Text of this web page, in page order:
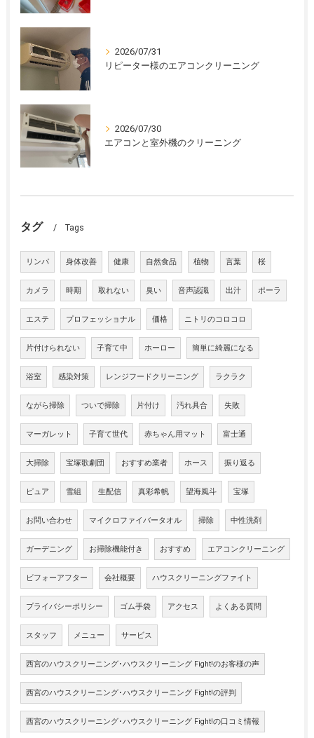
2026/07/31
リピーター様のエアコンクリーニング
2026/07/30
エアコンと室外機のクリーニング
タグ Tags
リンパ 身体改善 健康 自然食品 植物 言葉 桜
カメラ 時期 取れない 臭い 音声認識 出汁 ポーラ
エステ プロフェッショナル 価格 ニトリのコロコロ
片付けられない 子育て中 ホーロー 簡単に綺麗になる
浴室 感染対策 レンジフードクリーニング ラクラク
ながら掃除 ついで掃除 片付け 汚れ具合 失敗
マーガレット 子育て世代 赤ちゃん用マット 富士通
大掃除 宝塚歌劇団 おすすめ業者 ホース 振り返る
ピュア 雪組 生配信 真彩希帆 望海風斗 宝塚
お問い合わせ マイクロファイバータオル 掃除 中性洗剤
ガーデニング お掃除機能付き おすすめ エアコンクリーニング
ビフォーアフター 会社概要 ハウスクリーニングファイト
プライバシーポリシー ゴム手袋 アクセス よくある質問
スタッフ メニュー サービス
西宮のハウスクリーニング･ハウスクリーニング Fight!のお客様の声
西宮のハウスクリーニング･ハウスクリーニング Fight!の評判
西宮のハウスクリーニング･ハウスクリーニング Fight!の口コミ情報